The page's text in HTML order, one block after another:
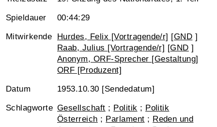
Spieldauer 00:44:29
Mitwirkende Hurdes, Felix [Vortragende/r] [GND ]
Raab, Julius [Vortragende/r] [GND ]
Anonym, ORF-Sprecher [Gestaltung]
ORF [Produzent]
Datum 1953.10.30 [Sendedatum]
Schlagworte Gesellschaft ; Politik ; Politik
Österreich ; Parlament ; Reden und